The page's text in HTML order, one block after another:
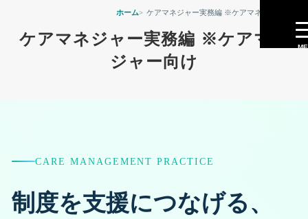
きてケアプランセンター
Kite art factory LLC powered by sava
保土ケ谷区・横浜市西区・中区・南区のケアマネ・介護相談
ケアマネジャー実務編 ※ケアマネ
ジャー向け
ホーム ケアマネジャー実務編 ※ケアマネジャー向け
提供サービス
きてケアプランセンター居宅介護支援事業所
個人情報保護規定・きてケアプランセンター
サービス提供の流れ・ケアプラン作成まで
CARE MANAGEMENT PRACTICE
制度を支援につなげる、